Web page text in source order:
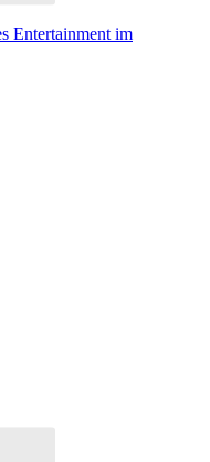
Entertainment im